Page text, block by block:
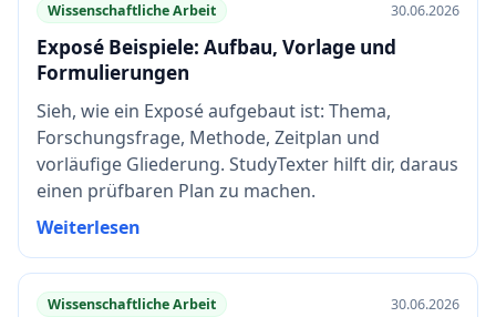
Wissenschaftliche Arbeit 30.06.2026
Exposé Beispiele: Aufbau, Vorlage und
Formulierungen
Sieh, wie ein Exposé aufgebaut ist: Thema,
Forschungsfrage, Methode, Zeitplan und
vorläufige Gliederung. StudyTexter hilft dir, daraus
einen prüfbaren Plan zu machen.
Weiterlesen
Wissenschaftliche Arbeit 30.06.2026